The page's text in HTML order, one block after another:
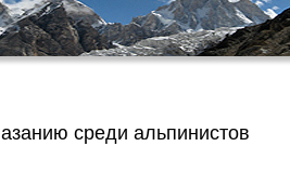
среди альпинистов